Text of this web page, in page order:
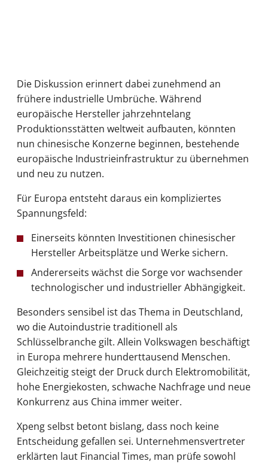
Die Diskussion erinnert dabei zunehmend an
frühere industrielle Umbrüche. Während
europäische Hersteller jahrzehntelang
Produktionsstätten weltweit aufbauten, könnten
nun chinesische Konzerne beginnen, bestehende
europäische Industrieinfrastruktur zu übernehmen
und neu zu nutzen.
Für Europa entsteht daraus ein kompliziertes
Spannungsfeld:
Einerseits könnten Investitionen chinesischer
Hersteller Arbeitsplätze und Werke sichern.
Andererseits wächst die Sorge vor wachsender
technologischer und industrieller Abhängigkeit.
Besonders sensibel ist das Thema in Deutschland,
wo die Autoindustrie traditionell als
Schlüsselbranche gilt. Allein Volkswagen beschäftigt
in Europa mehrere hunderttausend Menschen.
Gleichzeitig steigt der Druck durch Elektromobilität,
hohe Energiekosten, schwache Nachfrage und neue
Konkurrenz aus China immer weiter.
Xpeng selbst betont bislang, dass noch keine
Entscheidung gefallen sei. Unternehmensvertreter
erklärten laut Financial Times, man prüfe sowohl